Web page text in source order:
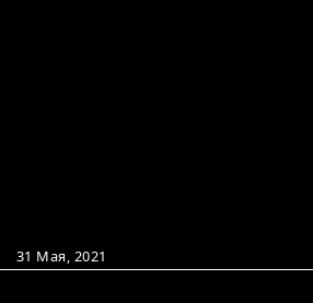
31 Мая, 2021